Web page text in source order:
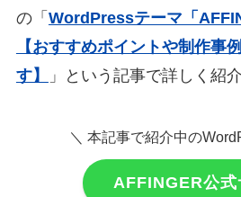
の「 WordPressテーマ「
【おすすめポイントや制作事
す】
」という記事で詳しく紹
＼ 本記事で紹介中の
AFFINGER公式